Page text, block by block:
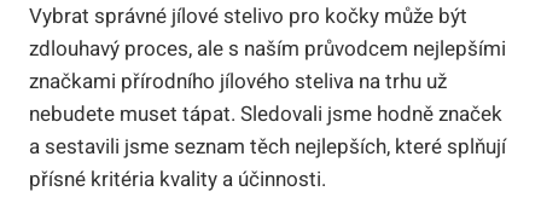
Vybrat správné jílové stelivo pro kočky může být
zdlouhavý proces, ale‍ s naším průvodcem nejlepšími
značkami přírodního jílového​ steliva na trhu už
nebudete muset tápat.‍ Sledovali jsme hodně‍ značek
a ⁣sestavili jsme seznam ​těch nejlepších, ⁢které splňují⁢
přísné kritéria kvality⁤ a účinnosti.